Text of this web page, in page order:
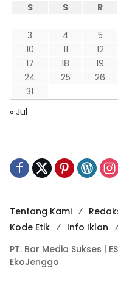
S
S R
3
4 5
10
11 12
17
18 19
24
25 26
31
« Jul
Tentang Kami
Kode Etik
Info Iklan
PT. Bar Media Sukses |
EkoJenggo